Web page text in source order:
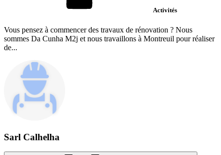
Activités
Vous pensez à commencer des travaux de rénovation ? Nous
sommes Da Cunha M2j et nous travaillons à Montreuil pour réaliser
de...
Sarl Calhelha